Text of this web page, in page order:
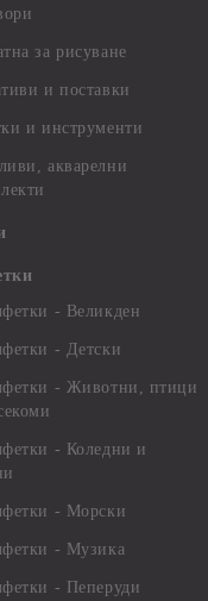
за рисуване
и поставки
и инструменти
акварелни
- Великден
- Детски
- Животни, птици
- Коледни и
- Морски
- Музика
- Пеперуди